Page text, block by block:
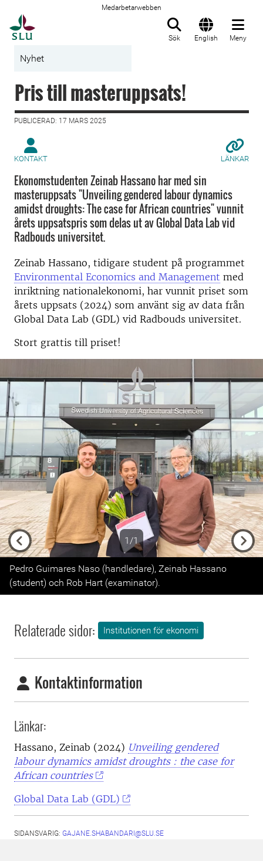
Medarbetarwebben
Sök English Meny
Nyhet
Pris till masteruppsats!
PUBLICERAD: 17 MARS 2025
KONTAKT LÄNKAR
Ekonomstudenten Zeinab Hassano har med sin
masteruppsats "Unveiling gendered labour dynamics
amidst droughts: The case for African countries" vunnit
årets uppsatspris som delas ut av Global Data Lab vid
Radbouds universitet.
Zeinab Hassano, tidigare student på programmet
Environmental Economics and Management med
inriktning nationalekonomi, har vunnit priset som
årets uppsats (2024) som använt sig av data från
Global Data Lab (GDL) vid Radbouds universitet.
Stort grattis till priset!
1/1
Previous
Pedro Guimares Naso (handledare), Zeinab Hassano
(student) och Rob Hart (examinator).
Relaterade sidor: Institutionen för ekonomi
Kontaktinformation
Länkar:
Hassano, Zeinab (2024) Unveiling gendered
labour dynamics amidst droughts : the case for
African countries
Global Data Lab (GDL)
SIDANSVARIG: GAJANE.SHABANDARI@SLU.SE